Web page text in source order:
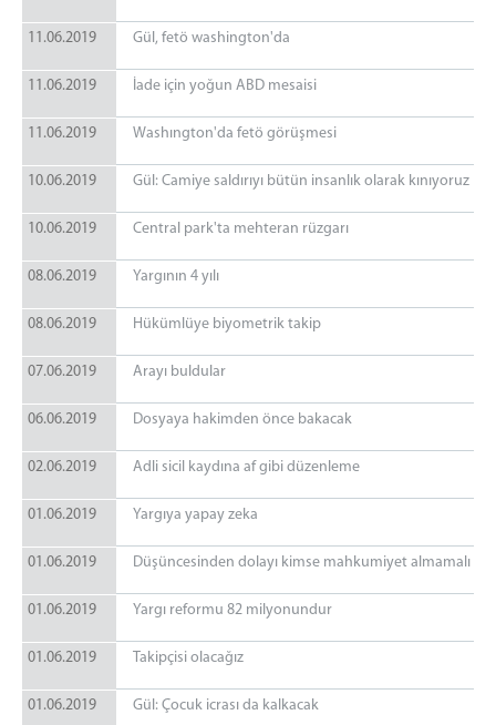
11.06.2019 Gül, fetö washington'da
11.06.2019 İade için yoğun ABD mesaisi
11.06.2019 Washıngton'da fetö görüşmesi
10.06.2019 Gül: Camiye saldırıyı bütün insanlık olarak kınıyoruz
10.06.2019 Central park'ta mehteran rüzgarı
08.06.2019 Yargının 4 yılı
08.06.2019 Hükümlüye biyometrik takip
07.06.2019 Arayı buldular
06.06.2019 Dosyaya hakimden önce bakacak
02.06.2019 Adli sicil kaydına af gibi düzenleme
01.06.2019 Yargıya yapay zeka
01.06.2019 Düşüncesinden dolayı kimse mahkumiyet almamalı
01.06.2019 Yargı reformu 82 milyonundur
01.06.2019 Takipçisi olacağız
01.06.2019 Gül: Çocuk icrası da kalkacak